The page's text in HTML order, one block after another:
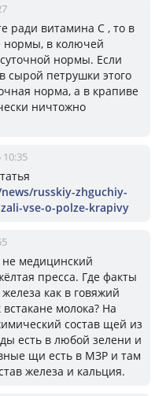
ради витамина С , то в
нормы, в колючей
нормы. Если
сырой петрушки этого
норма, а в крапиве
ничтожно
10:35
russkiy-zhguchiy-
vse-o-polze-krapivy
не медицинский
пресса. Где факты
как в говяжий
молока? На
состав щей из
есть в любой зелени и
щи есть в МЗР и там
железа и кальция.